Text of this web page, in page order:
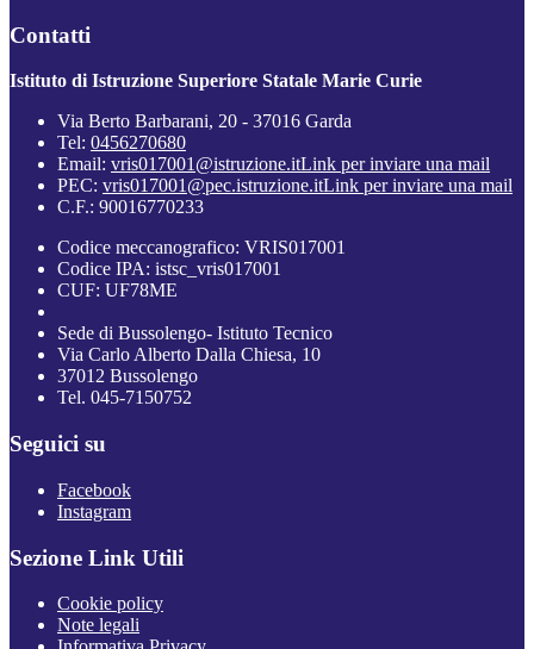
Contatti
Istituto di Istruzione Superiore Statale Marie Curie
Via Berto Barbarani, 20 - 37016 Garda
Tel: 0456270680
Email: vris017001@istruzione.itLink per inviare una mail
PEC: vris017001@pec.istruzione.itLink per inviare una mail
C.F.: 90016770233
Codice meccanografico: VRIS017001
Codice IPA: istsc_vris017001
CUF: UF78ME
Sede di Bussolengo- Istituto Tecnico
Via Carlo Alberto Dalla Chiesa, 10
37012 Bussolengo
Tel. 045-7150752
Seguici su
Facebook
Instagram
Sezione Link Utili
Cookie policy
Note legali